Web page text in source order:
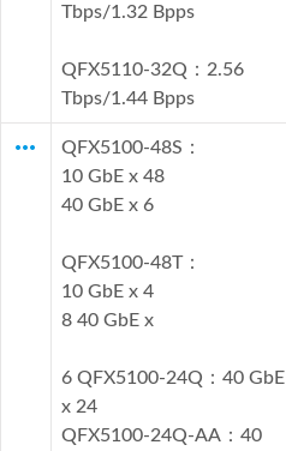
Tbps/1.32 Bpps
QFX5110-32Q：2.56
Tbps/1.44 Bpps
more_horiz
QFX5100-48S：
10 GbE x 48
40 GbE x 6
QFX5100-48T：
10 GbE x 4
8 40 GbE x
6 QFX5100-24Q：40 GbE
x 24
QFX5100-24Q-AA：40